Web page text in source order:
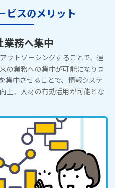
ビスのメリット
業務へ集中
ウトソーシングすることで、運
の業務への集中が可能になりま
集中させることで、情報システ
上、人材の有効活用が可能とな